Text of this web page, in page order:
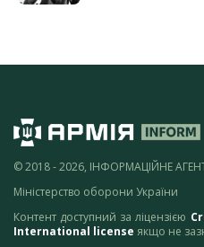
© 2018 - 2026, ІНФОРМАЦІЙНЕ
Міністерство оборони України
Контент доступний за ліцензією
International license якщо не